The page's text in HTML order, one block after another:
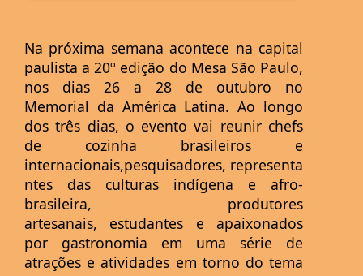
Na próxima semana acontece na capital
paulista a 20º edição do Mesa São Paulo,
nos dias 26 a 28 de outubro no
Memorial da América Latina. Ao longo
dos três dias, o evento vai reunir chefs
de cozinha brasileiros e
internacionais,pesquisadores, representa
ntes das culturas indígena e afro-
brasileira, produtores
artesanais, estudantes e apaixonados
por gastronomia em uma série de
atrações e atividades em torno do tema